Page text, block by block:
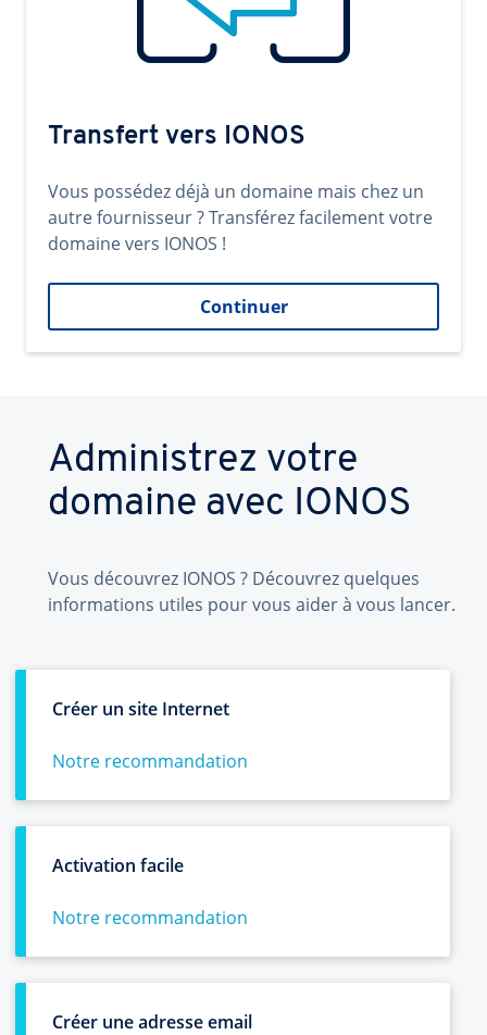
Transfert vers IONOS
Vous possédez déjà un domaine mais chez un
autre fournisseur ? Transférez facilement votre
domaine vers IONOS !
Continuer
Administrez votre
domaine avec IONOS
Vous découvrez IONOS ? Découvrez quelques
informations utiles pour vous aider à vous lancer.
Créer un site Internet
Notre recommandation
Activation facile
Notre recommandation
Créer une adresse email